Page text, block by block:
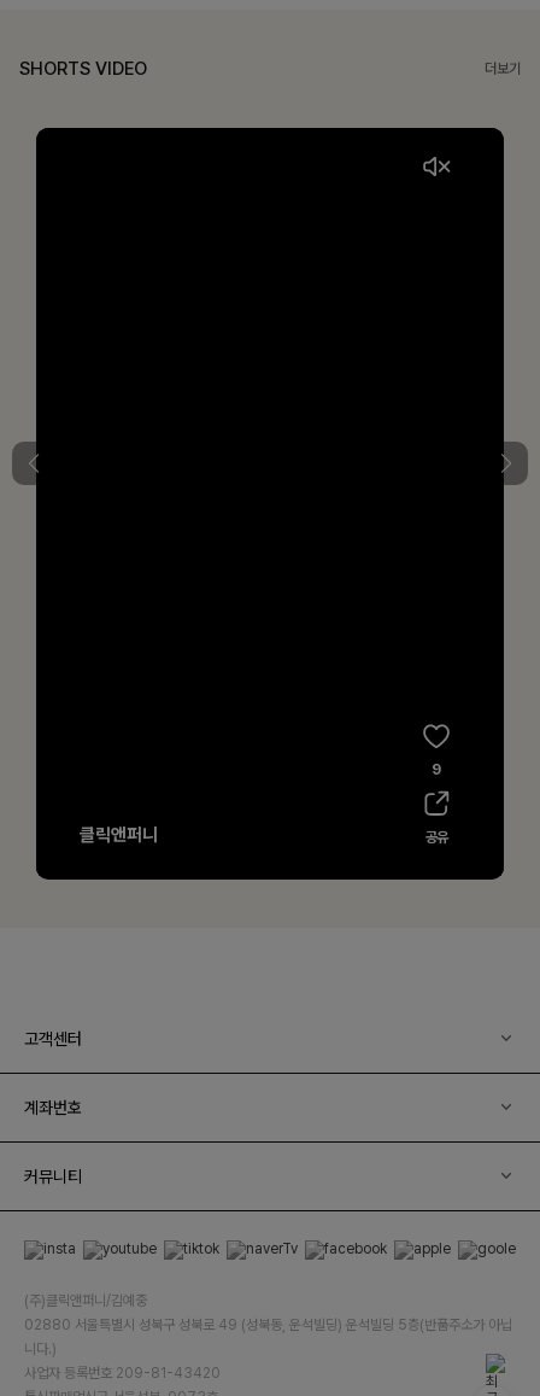
SHORTS VIDEO 더보기
고객센터
계좌번호
커뮤니티
(주)클릭앤퍼니/김예중
02880 서울특별시 성북구 성북로 49 (성북동, 운석빌딩) 운석빌딩 5층(반품주소가 아닙
니다.)
사업자 등록번호 209-81-43420